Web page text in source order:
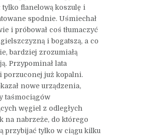
tylko flanelową koszulę i
spodnie. Uśmiechał
i próbował coś tłumaczyć
i bogatszą, a co
bardziej zrozumiałą
Przypominał lata
porzuconej już kopalni.
nowe urządzenia,
taśmociągów
węgiel z odległych
na nabrzeże, do którego
przybijać tylko w ciągu kilku